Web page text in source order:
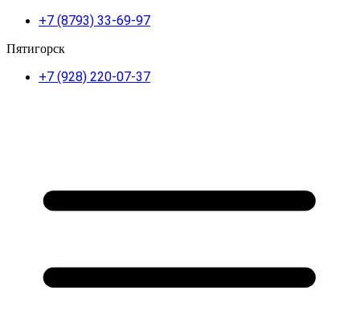
+7 (8793) 33-69-97
Пятигорск
+7 (928) 220-07-37